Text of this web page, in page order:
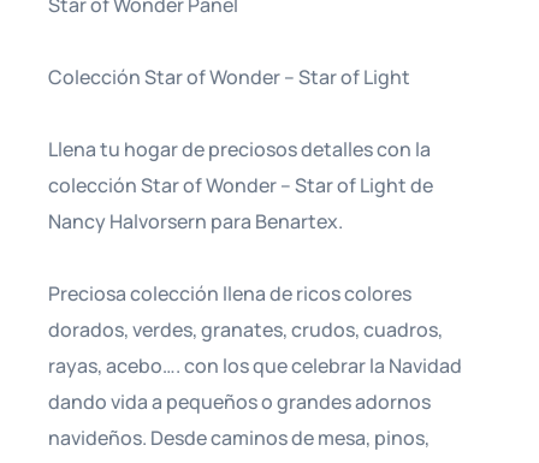
Colección Star of Wonder – Star of Light
Llena tu hogar de preciosos detalles con la
colección Star of Wonder – Star of Light de
Nancy Halvorsern para Benartex.
Preciosa colección llena de ricos colores
dorados, verdes, granates, crudos, cuadros,
rayas, acebo…. con los que celebrar la Navidad
dando vida a pequeños o grandes adornos
navideños. Desde caminos de mesa, pinos,